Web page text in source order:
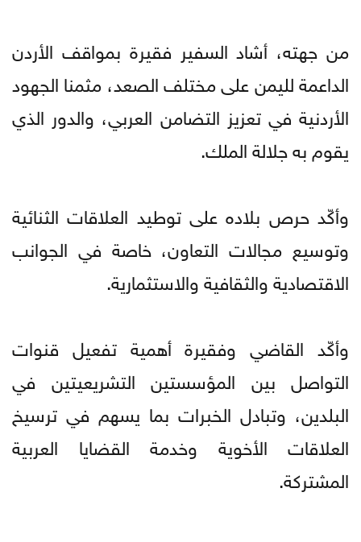
من جهته، أشاد السفير فقيرة بمواقف الأردن
الداعمة لليمن على مختلف الصعد، مثمنا الجهود
الأردنية في تعزيز التضامن العربي، والدور الذي
يقوم به جلالة الملك.
وأكّد حرص بلاده على توطيد العلاقات الثنائية
وتوسيع مجالات التعاون، خاصة في الجوانب
الاقتصادية والثقافية والاستثمارية.
وأكّد القاضي وفقيرة أهمية تفعيل قنوات
التواصل بين المؤسستين التشريعيتين في
البلدين، وتبادل الخبرات بما يسهم في ترسيخ
العلاقات الأخوية وخدمة القضايا العربية
المشتركة.